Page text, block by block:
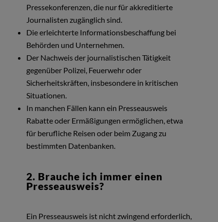
Pressekonferenzen, die nur für akkreditierte
Journalisten zugänglich sind.
Die erleichterte Informationsbeschaffung bei
Behörden und Unternehmen.
Der Nachweis der journalistischen Tätigkeit
gegenüber Polizei, Feuerwehr oder
Sicherheitskräften, insbesondere in kritischen
Situationen.
In manchen Fällen kann ein Presseausweis
Rabatte oder Ermäßigungen ermöglichen, etwa
für berufliche Reisen oder beim Zugang zu
bestimmten Datenbanken.
2. Brauche ich immer einen
Presseausweis?
Ein Presseausweis ist nicht zwingend erforderlich,